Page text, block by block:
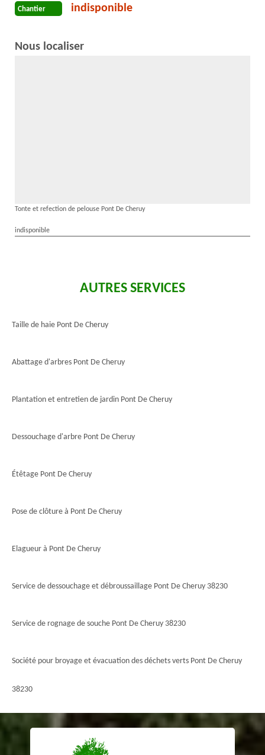
Chantier indisponible
Nous localiser
Tonte et refection de pelouse Pont De Cheruy
indisponible
AUTRES SERVICES
Taille de haie Pont De Cheruy
Abattage d'arbres Pont De Cheruy
Plantation et entretien de jardin Pont De Cheruy
Dessouchage d'arbre Pont De Cheruy
Étêtage Pont De Cheruy
Pose de clôture à Pont De Cheruy
Elagueur à Pont De Cheruy
Service de dessouchage et débroussaillage Pont De Cheruy 38230
Service de rognage de souche Pont De Cheruy 38230
Société pour broyage et évacuation des déchets verts Pont De Cheruy
38230